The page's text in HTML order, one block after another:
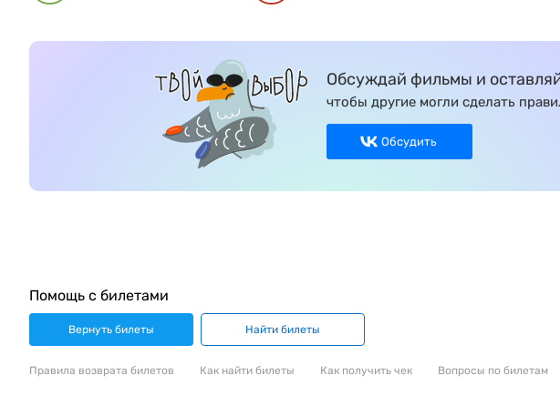
Обсуждай фильмы и
чтобы другие могли сделать
Обсудить
Помощь с билетами
Вернуть билеты Найти билеты
Правила возврата билетов Как найти билеты Как получить чек Вопросы по билетам